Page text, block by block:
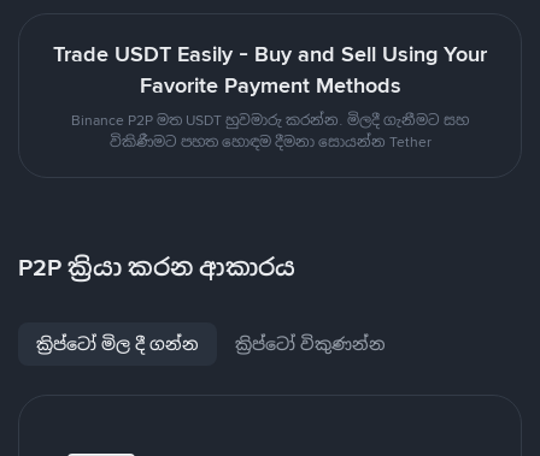
Trade USDT Easily - Buy and Sell Using Your
Favorite Payment Methods
Binance P2P මත USDT හුවමාරු කරන්න. මිලදී ගැනීමට සහ
විකිණීමට පහත හොඳම දීමනා සොයන්න Tether
P2P ක්‍රියා කරන ආකාරය
ක්‍රිප්ටෝ මිල දී ගන්න ක්‍රිප්ටෝ විකුණන්න